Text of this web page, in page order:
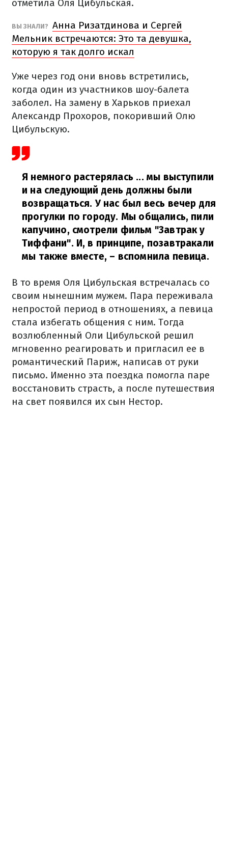
отметила Оля Цибульская.
ВЫ ЗНАЛИ? Анна Ризатдинова и Сергей
Мельник встречаются: Это та девушка,
которую я так долго искал
Уже через год они вновь встретились,
когда один из участников шоу-балета
заболел. На замену в Харьков приехал
Александр Прохоров, покоривший Олю
Цибульскую.
Я немного растерялась ... мы выступили
и на следующий день должны были
возвращаться. У нас был весь вечер для
прогулки по городу. Мы общались, пили
капучино, смотрели фильм "Завтрак у
Тиффани". И, в принципе, позавтракали
мы также вместе, – вспомнила певица.
В то время Оля Цибульская встречалась со
своим нынешним мужем. Пара переживала
непростой период в отношениях, а певица
стала избегать общения с ним. Тогда
возлюбленный Оли Цибульской решил
мгновенно реагировать и пригласил ее в
романтический Париж, написав от руки
письмо. Именно эта поездка помогла паре
восстановить страсть, а после путешествия
на свет появился их сын Нестор.